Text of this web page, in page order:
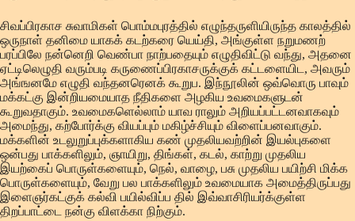
சிவப்பிரகாச சுவாமிகள் பொம்மபுரத்தில் எழுந்தருளியிருந்த காலத்தில்
ஒருநாள் தனிமை யாகக் கடற்கரை யெய்தி, அங்குள்ள நறுமணற்
பரப்பிலே நன்னெறி வெண்பா நாற்பதையும் எழுதிவிட்டு வந்து, அதனை
ஏட்டிலெழுதி வரும்படி கருணைப்பிரகாசருக்குக் கட்டளையிட, அவரும்
அங்ஙனமே எழுதி வந்தனரெனக் கூறுப. இந்நூலின் ஒவ்வொரு பாவும்
மக்கட்கு இன்றியமையாத நீதிகளை அழகிய உவமைகளுடன்
கூறுவதாகும். உவமைகளெல்லாம் யாவ ராலும் அறியப்பட்டனவாகவும்
அமைந்து, கற்போர்க்கு வியப்பும் மகிழ்ச்சியும் விளைப்பனவாகும்.
மக்களின் உடலுறுப்புக்களாகிய கண் முதலியவற்றின் இயல்புகளை
ஒன்பது பாக்களிலும், ஞாயிறு, திங்கள், கடல், காற்று முதலிய
இயற்கைப் பொருள்களையும், நெல், வாழை, பசு முதலிய பயிற்சி மிக்க
பொருள்களையும், வேறு பல பாக்களிலும் உவமையாக அமைத்திருப்பது
இளைஞர்கட்குக் கல்வி பயில்விப்ப தில் இவ்வாசிரியர்க்குள்ள
திறப்பாட்டை நன்கு விளக்கா நிற்கும்.